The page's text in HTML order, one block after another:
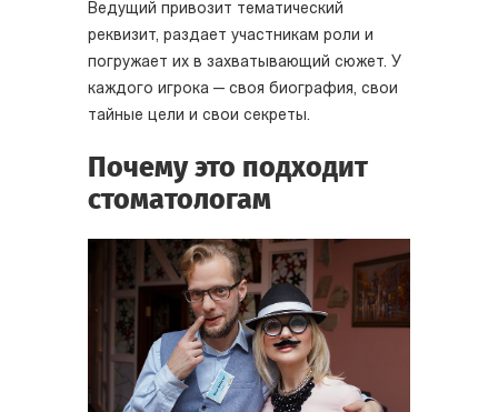
Ведущий привозит тематический
реквизит, раздает участникам роли и
погружает их в захватывающий сюжет. У
каждого игрока — своя биография, свои
тайные цели и свои секреты.
Почему это подходит
стоматологам